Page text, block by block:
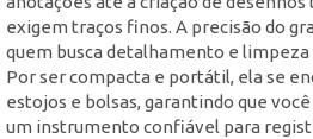
exigem traços finos. A precisão do
quem busca detalhamento e limpeza
Por ser compacta e portátil, ela se
estojos e bolsas, garantindo que
um instrumento confiável para